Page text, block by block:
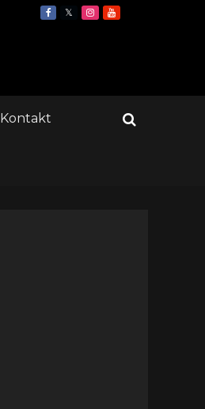
Kontakt